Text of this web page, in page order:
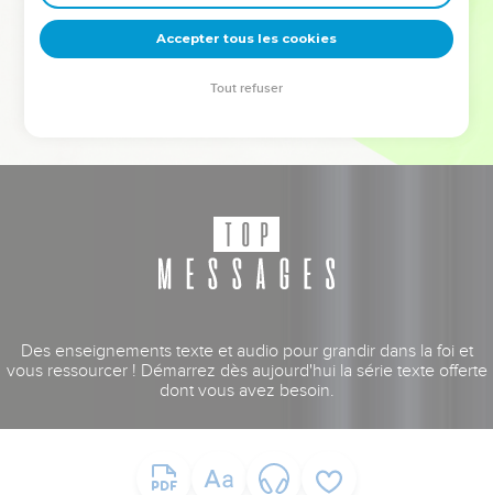
deviennent vos tremplins. Que vous guidiez un ministère, une
équipe, un groupe ou une famille, leur expérience est faite
pour vous.
Des enseignements texte et audio pour grandir dans la foi et
vous ressourcer ! Démarrez dès aujourd'hui la série texte offerte
dont vous avez besoin.
Accepter tous les cookies
Tout refuser